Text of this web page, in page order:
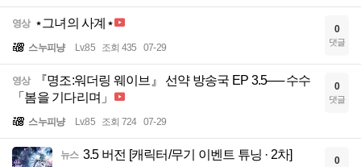
영상 ⋆그녀의 사계⋆
스누피냥 Lv.85 조회 435 07-29
0
댓글
영상
『명조:워더링 웨이브』 선약 방송국 EP 3.5── 수수
「봄을 기다리며」
스누피냥 Lv.85 조회 724 07-29
0
댓글
뉴스 3.5 버전 [캐릭터/무기 이벤트 튜닝 · 2차] 0